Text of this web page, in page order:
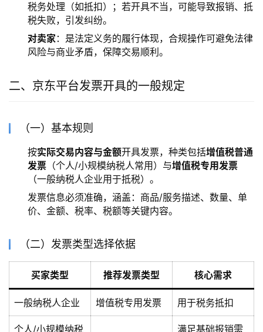
税务处理（如抵扣）；若开具不当，可能导致报销、抵
税失败，引发纠纷。
对卖家：是法定义务的履行体现，合规操作可避免法律
风险与商业矛盾，保障交易顺利。
二、京东平台发票开具的一般规定
（一）基本规则
按实际交易内容与金额开具发票，种类包括增值税普通
发票 （个人/小规模纳税人常用）与增值税专用发票
（一般纳税人企业用于抵税）。
发票信息必须准确，涵盖：商品/服务描述、数量、单
价、金额、税率、税额等关键内容。
（二）发票类型选择依据
买家类型 推荐发票类型 核心需求
一般纳税人企业 增值税专用发票 用于税务抵扣
个人/小规模纳税
满足基础报销需